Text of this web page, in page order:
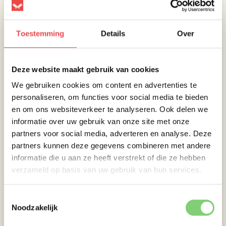
Toestemming Details Over
Deze website maakt gebruik van cookies
We gebruiken cookies om content en advertenties te
personaliseren, om functies voor social media te bieden
en om ons websiteverkeer te analyseren. Ook delen we
informatie over uw gebruik van onze site met onze
partners voor social media, adverteren en analyse. Deze
partners kunnen deze gegevens combineren met andere
informatie die u aan ze heeft verstrekt of die ze hebben
verzameld op basis van uw gebruik van hun services.
Noodzakelijk
Pasta & saus